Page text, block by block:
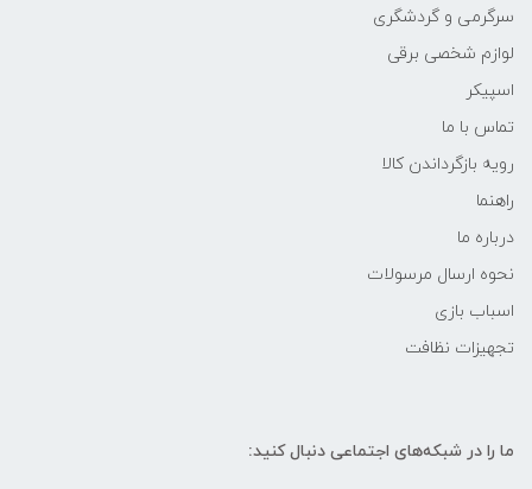
سرگرمی و گردشگری
لوازم شخصی برقی
اسپیکر
تماس با ما
رویه بازگرداندن کالا
راهنما
درباره ما
نحوه ارسال مرسولات
اسباب بازی
تجهیزات نظافت
ما را در شبکه‌های اجتماعی دنبال کنید: